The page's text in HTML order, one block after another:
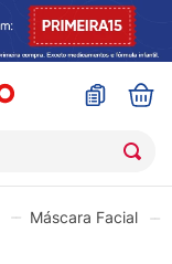
Máscara Facial